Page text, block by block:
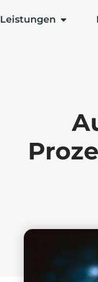
Leistungen